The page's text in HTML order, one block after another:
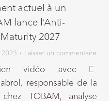
actuel à un
lance l’Anti-
2027
2023 Laisser un commentaire
vidéo avec E-
responsable de la
TOBAM, analyse